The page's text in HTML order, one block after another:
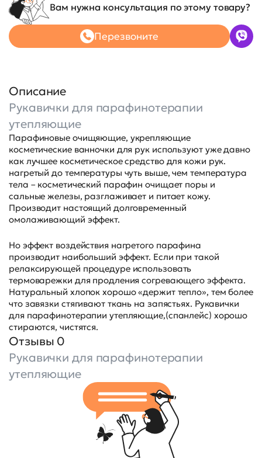
Вам нужна консультация по этому товару?
Перезвоните
Описание
Рукавички для парафинотерапии
утепляющие
Парафиновые очищяющие, укрепляющие
косметические ванночки для рук используют уже давно
как лучшее косметическое средство для кожи рук.
нагретый до температуры чуть выше, чем температура
тела – косметический парафин очищает поры и
сальные железы, разглаживает и питает кожу.
Производит настоящий долговременный
омолаживающий эффект.
Но эффект воздействия нагретого парафина
производит наибольший эффект. Если при такой
релаксирующей процедуре использовать
термоварежки для продления согревающего эффекта.
Натуральный хлопок хорошо «держит тепло», тем более
что завязки стягивают ткань на запястьях. Рукавички
для парафинотерапии утепляющие,(спанлейс) хорошо
стираются, чистятся.
Отзывы 0
Рукавички для парафинотерапии
утепляющие